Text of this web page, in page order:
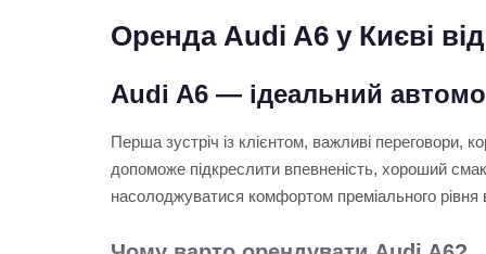
Оренда Audi A6 у Києві
Audi A6 — ідеальний
Перша зустріч із клієнтом, важливі переговори,
допоможе підкреслити впевненість, хороший
насолоджуватися комфортом преміального рівня